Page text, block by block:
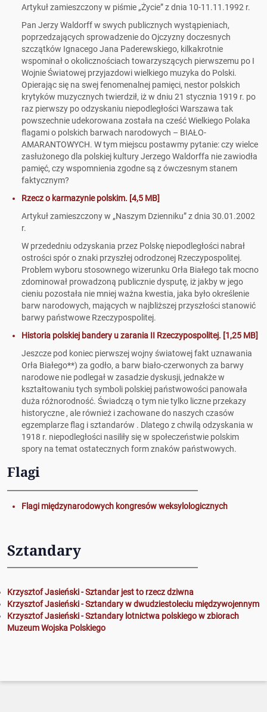
Artykuł zamieszczony w piśmie „Życie” z dnia 10-11.11.1992 r.
Pan Jerzy Waldorff w swych publicznych wystąpieniach,
poprzedzających sprowadzenie do Ojczyzny doczesnych
szczątków Ignacego Jana Paderewskiego, kilkakrotnie
wspominał o okolicznościach towarzyszących pierwszemu po I
Wojnie Światowej przyjazdowi wielkiego muzyka do Polski.
Opierając się na swej fenomenalnej pamięci, nestor polskich
krytyków muzycznych twierdził, iż w dniu 21 stycznia 1919 r. po
raz pierwszy po odzyskaniu niepodległości Warszawa tak
powszechnie udekorowana została na cześć Wielkiego Polaka
flagami o polskich barwach narodowych – BIAŁO-
AMARANTOWYCH. W tym miejscu postawmy pytanie: czy wielce
zasłużonego dla polskiej kultury Jerzego Waldorffa nie zawiodła
pamięć, czy wspomnienia zgodne są z ówczesnym stanem
faktycznym?
Rzecz o karmazynie polskim. [4,5 MB]
Artykuł zamieszczony w „Naszym Dzienniku” z dnia 30.01.2002
r.
W przededniu odzyskania przez Polskę niepodległości nabrał
ostrości spór o znaki przyszłej odrodzonej Rzeczypospolitej.
Problem wyboru stosownego wizerunku Orła Białego tak mocno
zdominował prowadzoną publicznie dysputę, iż jakby w jego
cieniu pozostała nie mniej ważna kwestia, jaka było określenie
barw narodowych, mających w najbliższej przyszłości stanowić
barwy państwowe Rzeczypospolitej.
Historia polskiej bandery u zarania II Rzeczypospolitej. [1,25 MB]
Jeszcze pod koniec pierwszej wojny światowej fakt uznawania
Orła Białego**) za godło, a barw biało-czerwonych za barwy
narodowe nie podlegał w zasadzie dyskusji, jednakże w
kształtowaniu tych symboli polskiej państwowości panowała
duża różnorodność. Świadczą o tym nie tylko liczne przekazy
historyczne , ale również i zachowane do naszych czasów
egzemplarze flag i sztandarów . Dlatego z chwilą odzyskania w
1918 r. niepodległości nasiliły się w społeczeństwie polskim
spory na temat ostatecznych form znaków państwowych.
Flagi
Flagi międzynarodowych kongresów weksylologicznych
Sztandary
Krzysztof Jasieński - Sztandar jest to rzecz dziwna
Krzysztof Jasieński - Sztandary w dwudziestoleciu międzywojennym
Krzysztof Jasieński - Sztandary lotnictwa polskiego w zbiorach
Muzeum Wojska Polskiego